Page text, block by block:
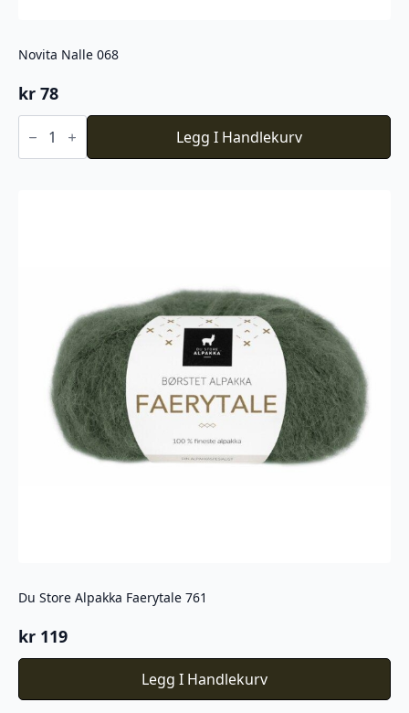
Novita Nalle 068
kr 78
Novita
Nalle
antall
Legg I Handlekurv
Du Store Alpakka Faerytale 761
kr 119
Legg I Handlekurv